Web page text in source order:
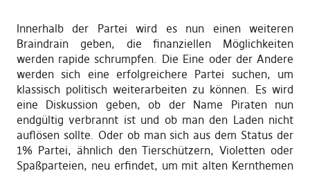
Innerhalb der Partei wird es nun einen weiteren
Braindrain geben, die finanziellen Möglichkeiten
werden rapide schrumpfen. Die Eine oder der Andere
werden sich eine erfolgreichere Partei suchen, um
klassisch politisch weiterarbeiten zu können. Es wird
eine Diskussion geben, ob der Name Piraten nun
endgültig verbrannt ist und ob man den Laden nicht
auflösen sollte. Oder ob man sich aus dem Status der
1% Partei, ähnlich den Tierschützern, Violetten oder
Spaßparteien, neu erfindet, um mit alten Kernthemen